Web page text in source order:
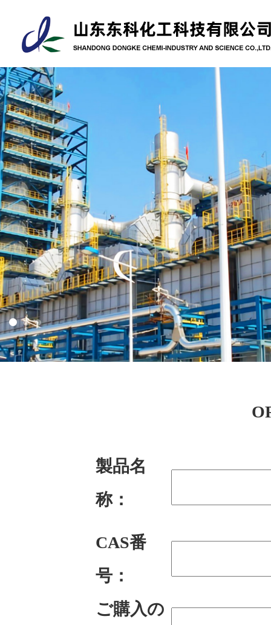
製品名
称：
CAS番
号：
ご購入の